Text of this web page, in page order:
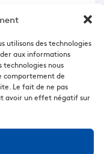
utilisons des technologies
aux informations
technologies nous
comportement de
Le fait de ne pas
avoir un effet négatif sur